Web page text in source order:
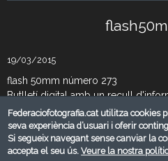
19/03/2015
flash 50mm número 273
Butlletí digital amb un recull
setmanalment envia la Federació
banda si voleu compartir
nos arribar una ressenya del què
FCF
Federaciofotografia.cat utilitza cookies
seva experiència d’usuari i oferir
Si segueix navegant sense canviar la
accepta el seu ús.Veure la nostra